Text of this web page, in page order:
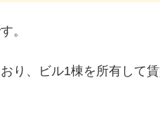
。
り、ビル1棟を所有して